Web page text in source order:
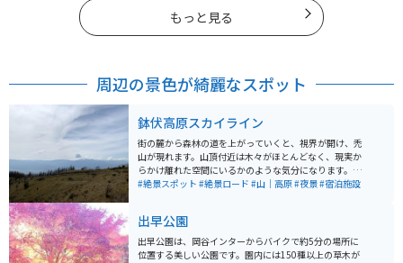
もっと見る
周辺の景色が綺麗なスポット
鉢伏高原スカイライン
街の麓から森林の道を上がっていくと、視界が開け、禿
山が現れます。山頂付近は木々がほとんどなく、現実か
らかけ離れた空間にいるかのような気分になります。道
からは街が見下ろすことができ、天気がよければ北アル
#絶景スポット #絶景ロード #山｜高原#夜景#宿泊施設
出早公園
出早公園は、岡谷インターからバイクで約5分の場所に
位置する美しい公園です。園内には150種以上の草木が